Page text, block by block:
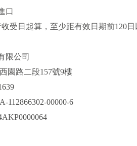
口
受日起算，至少距有效日期前120
限公司
園路二段157號9樓
112866302-00000-6